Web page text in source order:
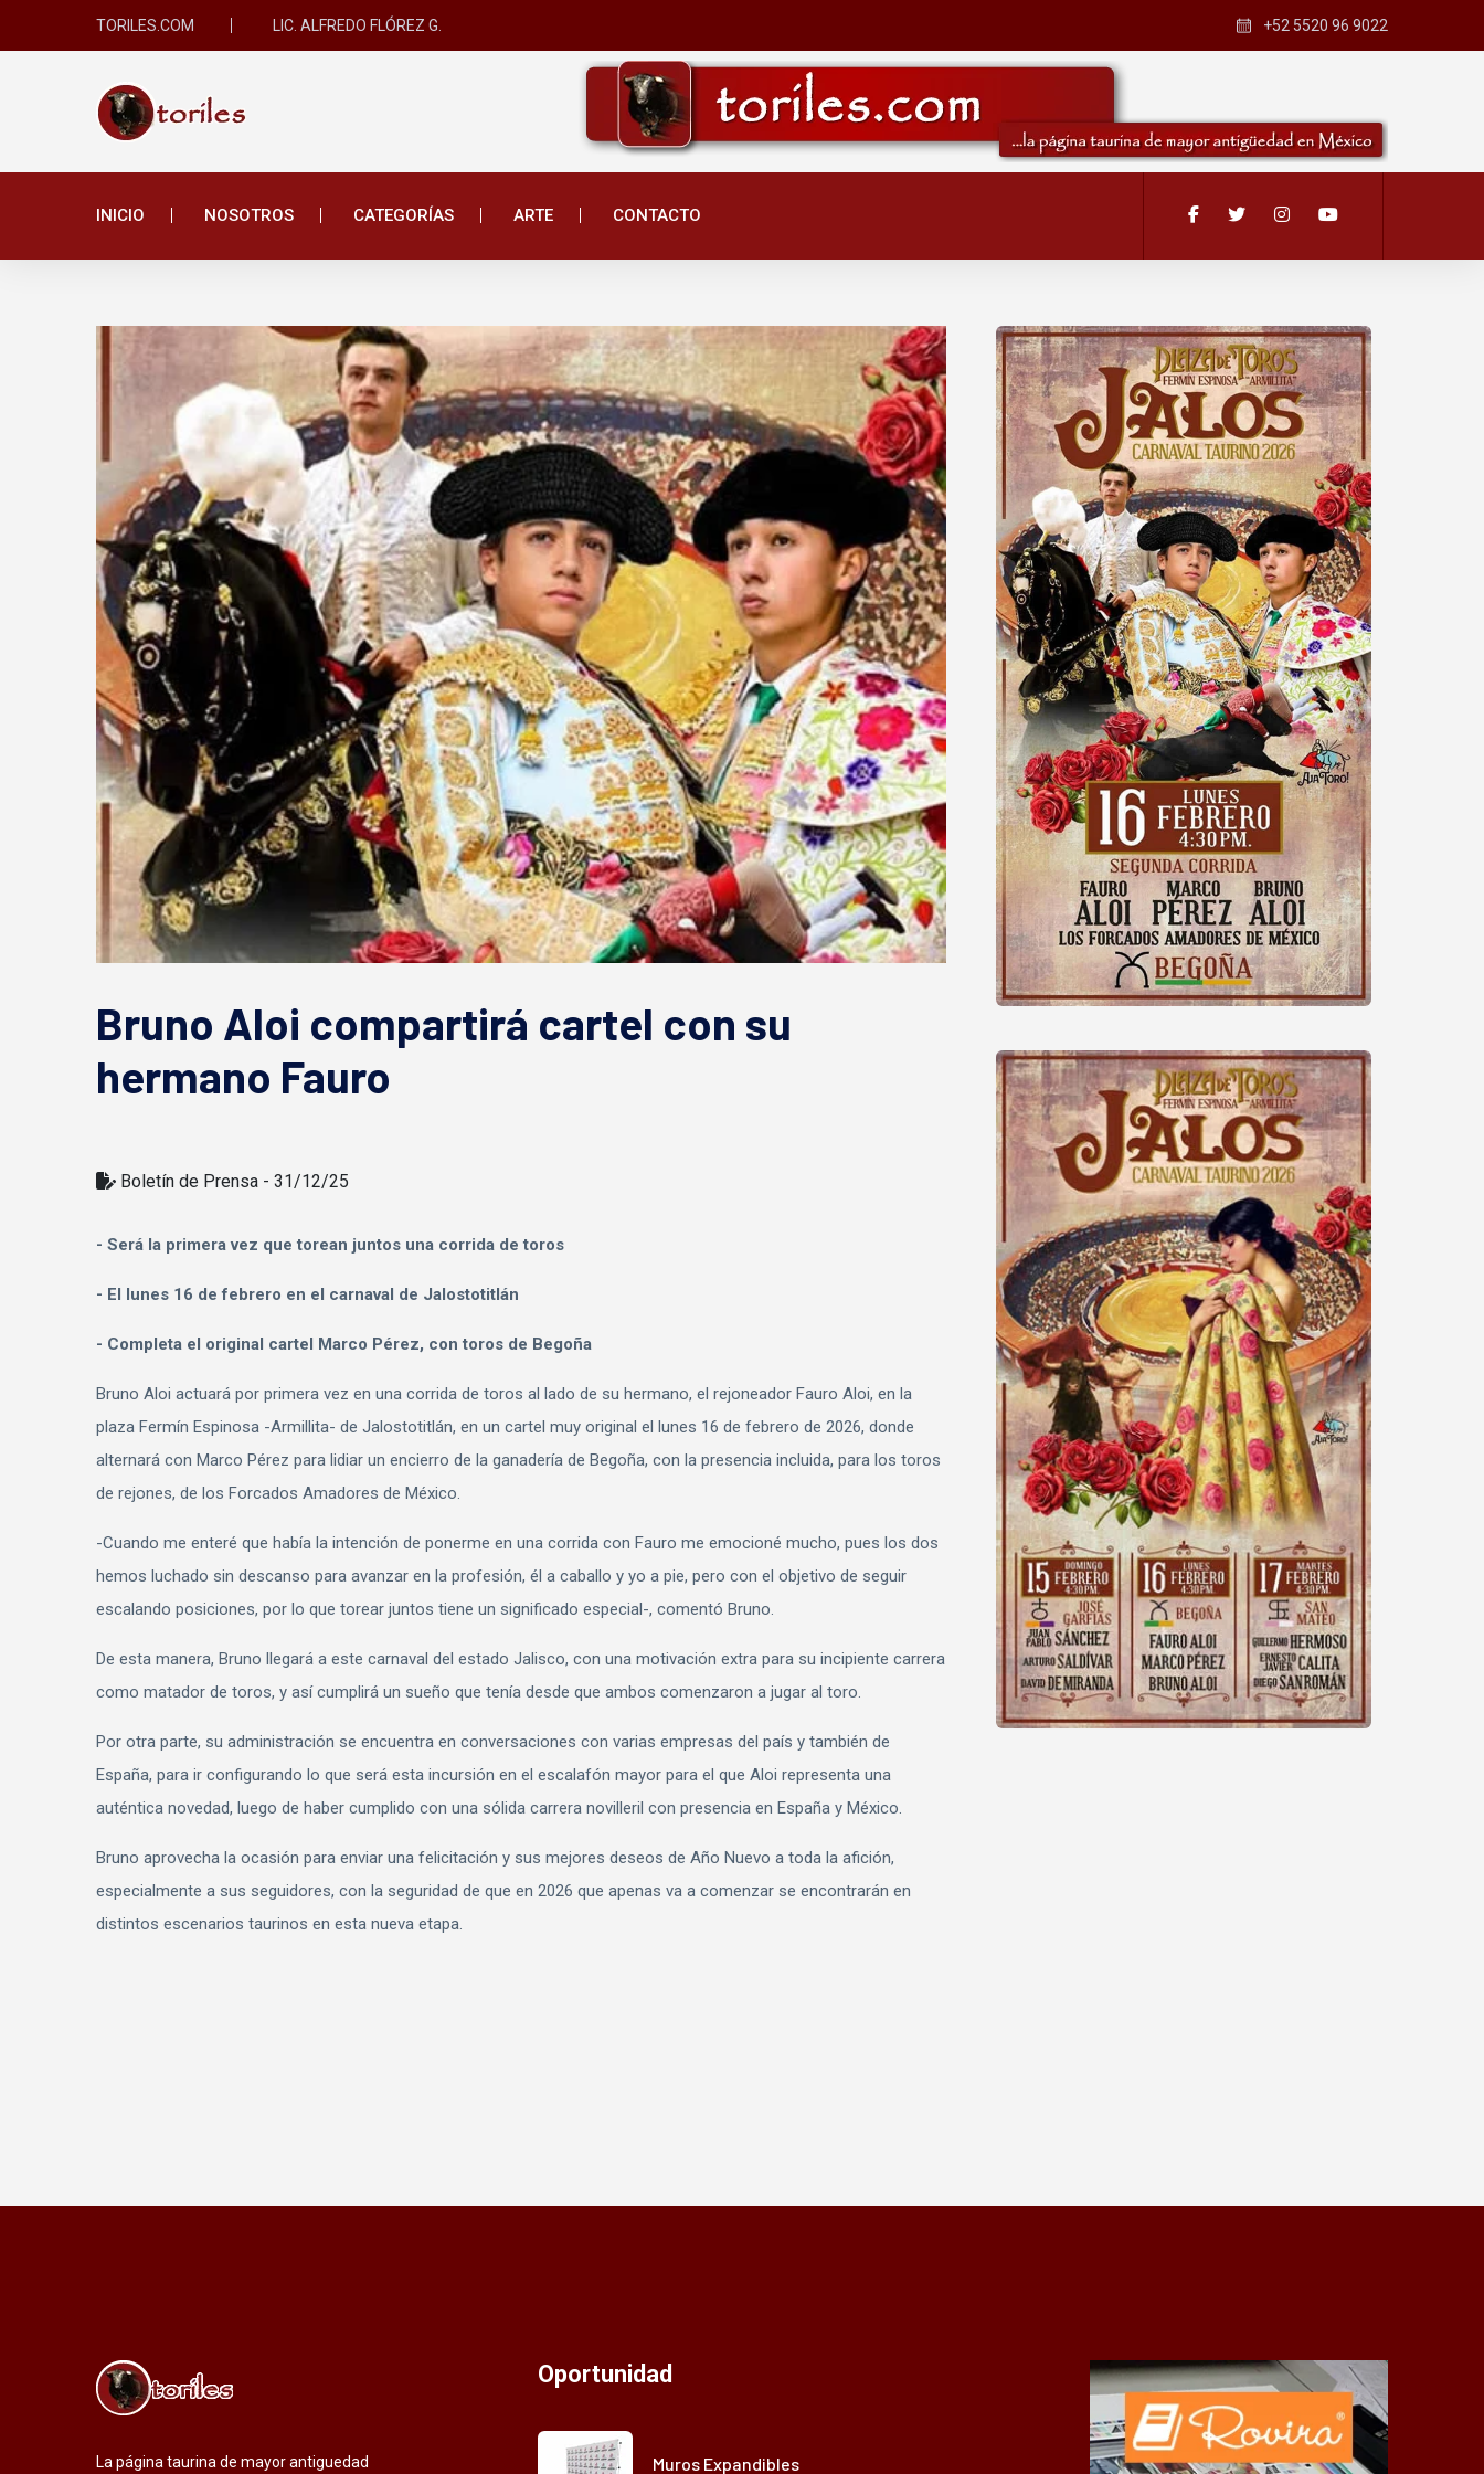
TORILES.COM LIC. ALFREDO FLÓREZ G. +52 5520 96 9022
INICIO NOSOTROS CATEGORÍAS ARTE CONTACTO
Bruno Aloi compartirá cartel con su
hermano Fauro
Boletí­n de Prensa - 31/12/25
- Será la primera vez que torean juntos una corrida de toros
- El lunes 16 de febrero en el carnaval de Jalostotitlán
- Completa el original cartel Marco Pérez, con toros de Begoña
Bruno Aloi actuará por primera vez en una corrida de toros al lado de su hermano, el rejoneador Fauro Aloi, en la
plaza Fermín Espinosa -Armillita- de Jalostotitlán, en un cartel muy original el lunes 16 de febrero de 2026, donde
alternará con Marco Pérez para lidiar un encierro de la ganadería de Begoña, con la presencia incluida, para los toros
de rejones, de los Forcados Amadores de México.
-Cuando me enteré que había la intención de ponerme en una corrida con Fauro me emocioné mucho, pues los dos
hemos luchado sin descanso para avanzar en la profesión, él a caballo y yo a pie, pero con el objetivo de seguir
escalando posiciones, por lo que torear juntos tiene un significado especial-, comentó Bruno.
De esta manera, Bruno llegará a este carnaval del estado Jalisco, con una motivación extra para su incipiente carrera
como matador de toros, y así cumplirá un sueño que tenía desde que ambos comenzaron a jugar al toro.
Por otra parte, su administración se encuentra en conversaciones con varias empresas del país y también de
España, para ir configurando lo que será esta incursión en el escalafón mayor para el que Aloi representa una
auténtica novedad, luego de haber cumplido con una sólida carrera novilleril con presencia en España y México.
Bruno aprovecha la ocasión para enviar una felicitación y sus mejores deseos de Año Nuevo a toda la afición,
especialmente a sus seguidores, con la seguridad de que en 2026 que apenas va a comenzar se encontrarán en
distintos escenarios taurinos en esta nueva etapa.
La página taurina de mayor antiguedad
Oportunidad
Muros Expandibles